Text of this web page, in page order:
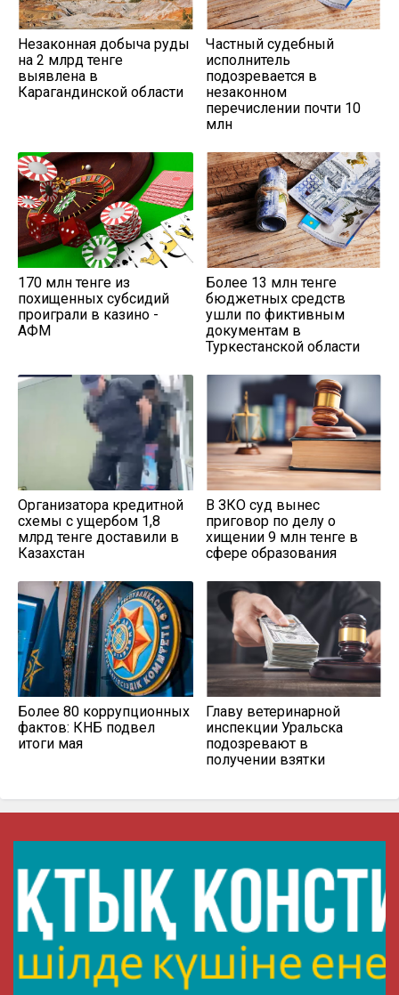
Незаконная добыча руды
на 2 млрд тенге
выявлена в
Карагандинской области
Частный судебный
исполнитель
подозревается в
незаконном
перечислении почти 10
млн
170 млн тенге из
похищенных субсидий
проиграли в казино -
АФМ
Более 13 млн тенге
бюджетных средств
ушли по фиктивным
документам в
Туркестанской области
Организатора кредитной
схемы с ущербом 1,8
млрд тенге доставили в
Казахстан
В ЗКО суд вынес
приговор по делу о
хищении 9 млн тенге в
сфере образования
Более 80 коррупционных
фактов: КНБ подвел
итоги мая
Главу ветеринарной
инспекции Уральска
подозревают в
получении взятки